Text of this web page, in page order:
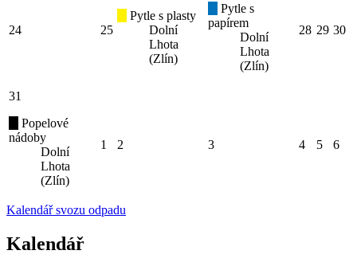
24 25
Pytle s plasty
Dolní
Lhota
(Zlín)
Pytle s
papírem
Dolní
Lhota
(Zlín)
28 29 30
31
Popelové
nádoby
Dolní
Lhota
(Zlín)
1 2 3 4 5 6
Kalendář svozu odpadu
Kalendář